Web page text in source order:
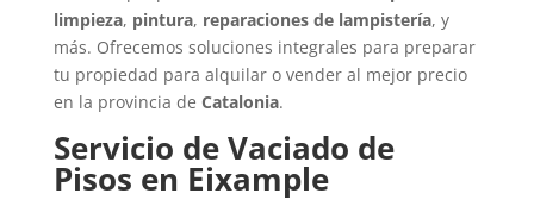
limpieza, pintura, reparaciones de lampistería, y
más. Ofrecemos soluciones integrales para preparar
tu propiedad para alquilar o vender al mejor precio
en la provincia de Catalonia.
Servicio de Vaciado de
Pisos en Eixample